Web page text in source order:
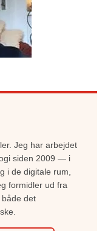
Jeg har arbejdet
siden 2009 — i
i de digitale rum,
formidler ud fra
det